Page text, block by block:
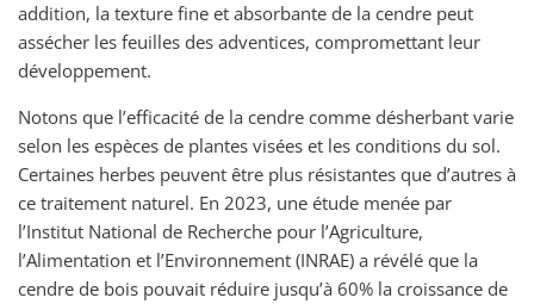
addition, la texture fine et absorbante de la cendre peut
assécher les feuilles des adventices, compromettant leur
développement.
Notons que l’efficacité de la cendre comme désherbant varie
selon les espèces de plantes visées et les conditions du sol.
Certaines herbes peuvent être plus résistantes que d’autres à
ce traitement naturel. En 2023, une étude menée par
l’Institut National de Recherche pour l’Agriculture,
l’Alimentation et l’Environnement (INRAE) a révélé que la
cendre de bois pouvait réduire jusqu’à 60% la croissance de